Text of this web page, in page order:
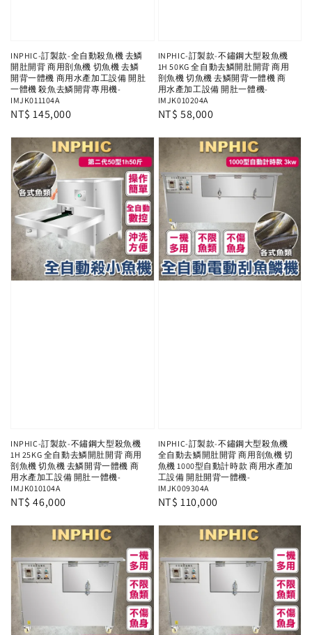
INPHIC-訂製款-全自動殺魚機 去鱗
開肚開背 商用剖魚機 切魚機 去鱗
開背一體機 商用水產加工設備 開肚
一體機 殺魚去鱗開背專用機-
IMJK011104A
Regular
NT$ 145,000
INPHIC-訂製款-不鏽鋼大型殺魚機
1H 50KG 全自動去鱗開肚開背 商用
剖魚機 切魚機 去鱗開背一體機 商
用水產加工設備 開肚一體機-
IMJK010204A
Regular
NT$ 58,000
INPHIC-訂製款-不鏽鋼大型殺魚機
1H 25KG 全自動去鱗開肚開背 商用
剖魚機 切魚機 去鱗開背一體機 商
用水產加工設備 開肚一體機-
IMJK010104A
Regular
NT$ 46,000
INPHIC-訂製款-不鏽鋼大型殺魚機
全自動去鱗開肚開背 商用剖魚機 切
魚機 1000型自動計時款 商用水產加
工設備 開肚開背一體機-
IMJK009304A
Regular
NT$ 110,000